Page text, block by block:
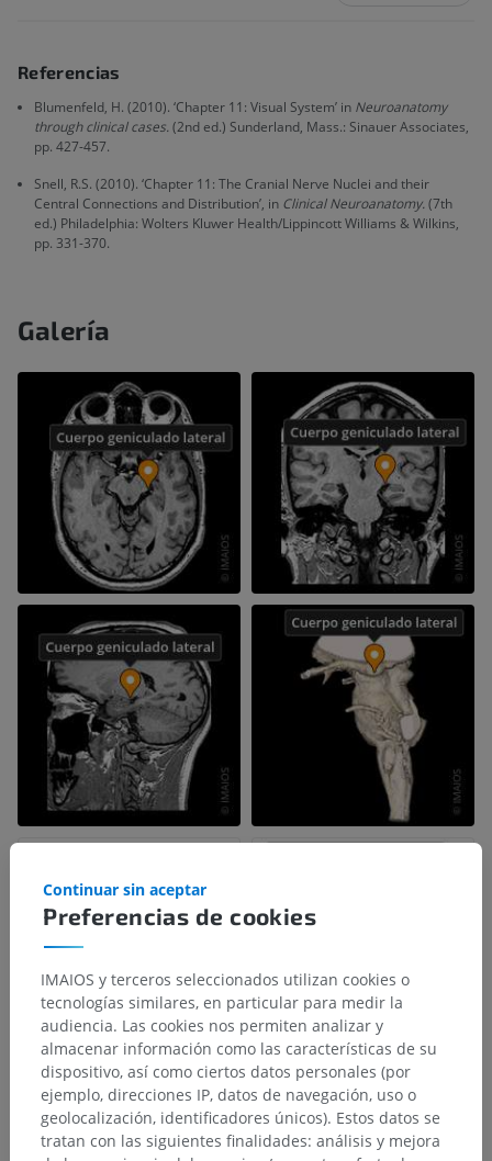
Referencias
Blumenfeld, H. (2010). ‘Chapter 11: Visual System’ in Neuroanatomy
through clinical cases.(2nd ed.) Sunderland, Mass.: Sinauer Associates,
pp. 427-457.
Snell, R.S. (2010). ‘Chapter 11: The Cranial Nerve Nuclei and their
Central Connections and Distribution’, in Clinical Neuroanatomy.(7th
ed.) Philadelphia: Wolters Kluwer Health/Lippincott Williams & Wilkins,
pp. 331-370.
Galería
Preferencias de cookies
Continuar sin aceptar
IMAIOS y terceros seleccionados utilizan cookies o
tecnologías similares, en particular para medir la
audiencia. Las cookies nos permiten analizar y
almacenar información como las características de su
dispositivo, así como ciertos datos personales (por
ejemplo, direcciones IP, datos de navegación, uso o
geolocalización, identificadores únicos). Estos datos se
tratan con las siguientes finalidades: análisis y mejora